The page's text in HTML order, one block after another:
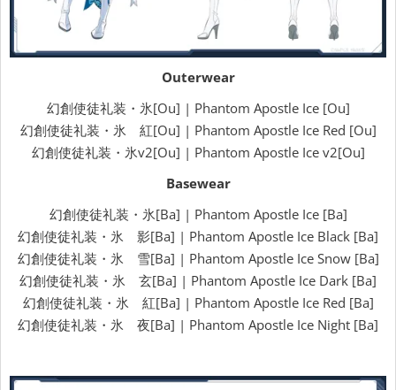
Outerwear
幻創使徒礼装・氷[Ou] | Phantom Apostle Ice [Ou]
幻創使徒礼装・氷 紅[Ou] | Phantom Apostle Ice Red [Ou]
幻創使徒礼装・氷v2[Ou] | Phantom Apostle Ice v2[Ou]
Basewear
幻創使徒礼装・氷[Ba] | Phantom Apostle Ice [Ba]
幻創使徒礼装・氷 影[Ba] | Phantom Apostle Ice Black [Ba]
幻創使徒礼装・氷 雪[Ba] | Phantom Apostle Ice Snow [Ba]
幻創使徒礼装・氷 玄[Ba] | Phantom Apostle Ice Dark [Ba]
幻創使徒礼装・氷 紅[Ba] | Phantom Apostle Ice Red [Ba]
幻創使徒礼装・氷 夜[Ba] | Phantom Apostle Ice Night [Ba]